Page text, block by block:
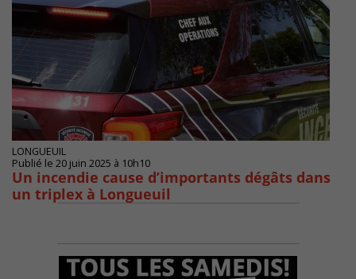
LONGUEUIL
Publié le 20 juin 2025 à 10h10
Un incendie cause d’importants dégâts dans
un triplex à Longueuil